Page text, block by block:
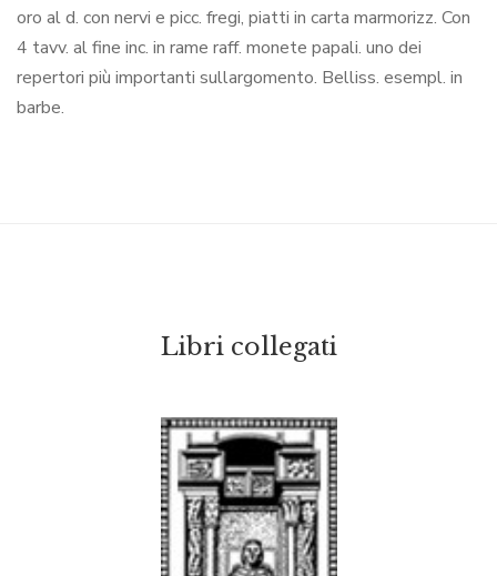
oro al d. con nervi e picc. fregi, piatti in carta marmorizz. Con
4 tavv. al fine inc. in rame raff. monete papali. uno dei
repertori più importanti sullargomento. Belliss. esempl. in
barbe.
Libri collegati